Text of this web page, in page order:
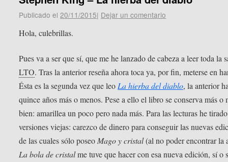
Publicado el 20/11/2015| Dejar un comentario
Hola, culebrillas.
Pues va a ser que sí, que me he lanzado de cabeza a leer toda la
LTO. Tras la anterior reseña ahora toca ya, por fin, meterse en
Ésta es la segunda vez que leoLa hierba del diablo, la anterior
quince años más o menos. Pese a ello el libro se conserva más o
bien: amarillea un poco pero nada más. Para las lecturas he
versiones viejas: carezco de dinero para conseguir las nuevas
de las cuales sólo poseoMago y cristal(al no poder encontrar la
La bola de cristalme tuve que hacer con esa nueva edición, sí o